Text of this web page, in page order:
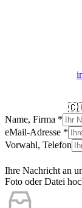
Name, Firma *
eMail-Adresse *
Vorwahl, Telefon
Ihre Nachricht an
Foto oder Datei